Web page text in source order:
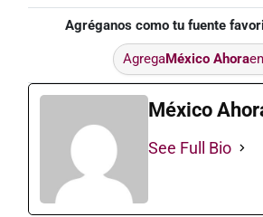
Agréganos como tu fuente
AgregaMéxico Ahoraen
México
See Full Bio